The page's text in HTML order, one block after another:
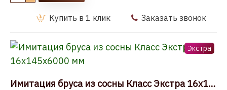
Купить в 1 клик Заказать звонок
Экстра
Имитация бруса из сосны Класс Экстра 16x145x6000 мм